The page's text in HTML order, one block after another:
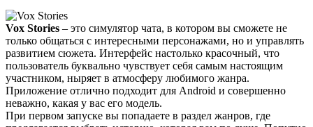
Vox Stories – это симулятор чата, в котором вы сможете не
только общаться с интересными персонажами, но и управлять
развитием сюжета. Интерфейс настолько красочный, что
пользователь буквально чувствует себя самым настоящим
участником, ныряет в атмосферу любимого жанра.
Приложение отлично подходит для Android и совершенно
неважно, какая у вас его модель.
При первом запуске вы попадаете в раздел жанров, где